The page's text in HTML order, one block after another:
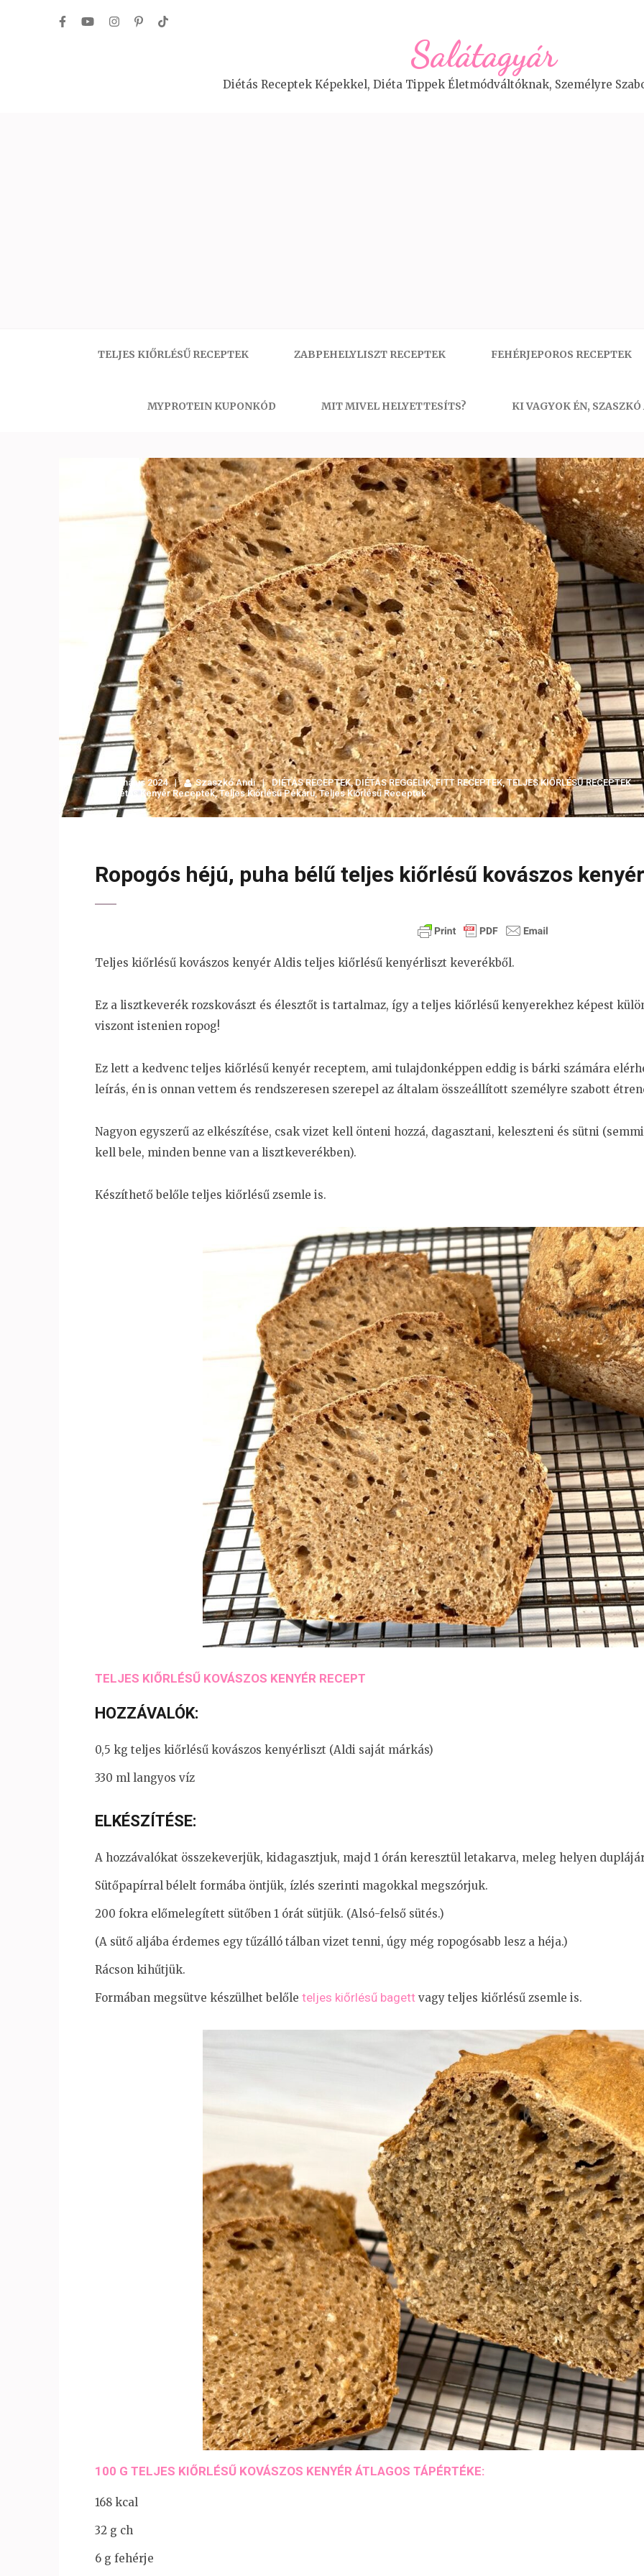
Salátagyár
Diétás Receptek Képekkel, Diéta Tippek Életmódváltóknak, Személyre
TELJES KIŐRLÉSŰ RECEPTEK ZABPEHELYLISZT RECEPTEK FEHÉRJEPOROS RECEPTEK
MYPROTEIN KUPONKÓD MIT MIVEL HELYETTESÍTS? KI VAGYOK ÉN,
18 május 2024 Szaszkó Andi DIÉTÁS RECEPTEK,DIÉTÁS REGGELIK,FITT RECEPTEK,TELJES KIŐRLÉSŰ RECEPTEK
Diétás Kenyér Receptek,Teljes Kiőrlésű Pékáru,Teljes Kiőrlésű Receptek
Ropogós héjú, puha bélű teljes kiőrlésű kovászos kenyér
Teljes kiőrlésű kovászos kenyér Aldis teljes kiőrlésű kenyérliszt keverékből.
Ez a lisztkeverék rozskovászt és élesztőt is tartalmaz, így a teljes kiőrlésű kenyerekhez képest
viszont istenien ropog!
Ez lett a kedvenc teljes kiőrlésű kenyér receptem, ami tulajdonképpen eddig is bárki számára
leírás, én is onnan vettem és rendszeresen szerepel az általam összeállított személyre szabott
Nagyon egyszerű az elkészítése, csak vizet kell önteni hozzá, dagasztani, keleszteni és sütni
kell bele, minden benne van a lisztkeverékben).
Készíthető belőle teljes kiőrlésű zsemle is.
TELJES KIŐRLÉSŰ KOVÁSZOS KENYÉR RECEPT
HOZZÁVALÓK:
0,5 kg teljes kiőrlésű kovászos kenyérliszt (Aldi saját márkás)
330 ml langyos víz
ELKÉSZÍTÉSE:
A hozzávalókat összekeverjük, kidagasztjuk, majd 1 órán keresztül letakarva, meleg helyen
Sütőpapírral bélelt formába öntjük, ízlés szerinti magokkal megszórjuk.
200 fokra előmelegített sütőben 1 órát sütjük. (Alsó-felső sütés.)
(A sütő aljába érdemes egy tűzálló tálban vizet tenni, úgy még ropogósabb lesz a héja.)
Rácson kihűtjük.
Formában megsütve készülhet belőle teljes kiőrlésű bagett vagy teljes kiőrlésű zsemle is.
100 G TELJES KIŐRLÉSŰ KOVÁSZOS KENYÉR ÁTLAGOS TÁPÉRTÉKE:
168 kcal
32 g ch
6 g fehérje